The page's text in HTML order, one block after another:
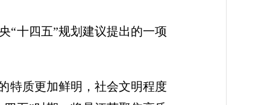
“十四五”规划建议提出的一项
特质更加鲜明，社会文明程度